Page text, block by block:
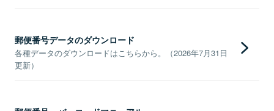
郵便番号データのダウンロード
各種データのダウンロードはこちらから。（2026年7月31日
更新）